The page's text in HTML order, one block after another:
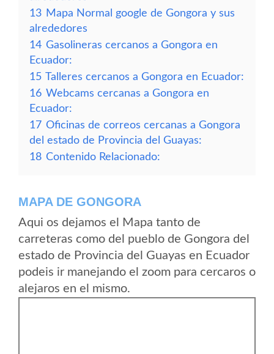
13 Mapa Normal google de Gongora y sus
alrededores
14 Gasolineras cercanos a Gongora en
Ecuador:
15 Talleres cercanos a Gongora en Ecuador:
16 Webcams cercanas a Gongora en
Ecuador:
17 Oficinas de correos cercanas a Gongora
del estado de Provincia del Guayas:
18 Contenido Relacionado:
MAPA DE GONGORA
Aqui os dejamos el Mapa tanto de
carreteras como del pueblo de Gongora del
estado de Provincia del Guayas en Ecuador
podeis ir manejando el zoom para cercaros o
alejaros en el mismo.